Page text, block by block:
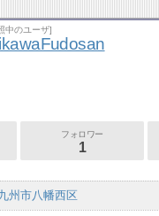
中のユーザ]
フォロワー
1
州市八幡西区